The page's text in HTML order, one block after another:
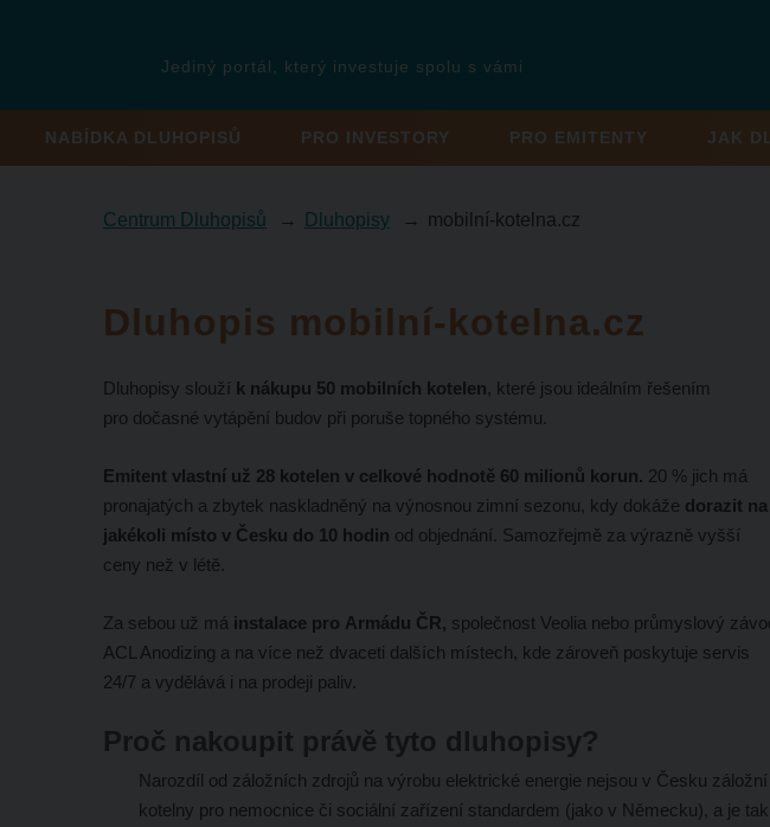
Jediný portál, který investuje spolu s vámi
NABÍDKA DLUHOPISŮ PRO INVESTORY PRO EMITENTY JAK
Centrum Dluhopisů Dluhopisy mobilní-kotelna.cz
Dluhopis mobilní-kotelna.cz
Dluhopisy slouží k nákupu 50 mobilních kotelen, které jsou ideálním řešením
pro dočasné vytápění budov při poruše topného systému.
Emitent vlastní už 28 kotelen v celkové hodnotě 60 milionů korun. 20 % jich má
pronajatých a zbytek naskladněný na výnosnou zimní sezonu, kdy dokáže dorazit na
jakékoli místo v Česku do 10 hodin od objednání. Samozřejmě za výrazně vyšší
ceny než v létě.
Za sebou už má instalace pro Armádu ČR, společnost Veolia nebo průmyslový
ACL Anodizing a na více než dvaceti dalších místech, kde zároveň poskytuje servis
24/7 a vydělává i na prodeji paliv.
Proč nakoupit právě tyto dluhopisy?
Narozdíl od záložních zdrojů na výrobu elektrické energie nejsou v Česku záložní
kotelny pro nemocnice či sociální zařízení standardem (jako v Německu), a je tak